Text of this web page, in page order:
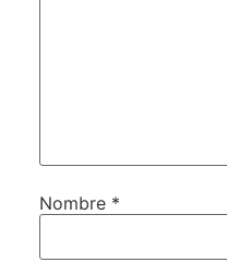
Nombre *